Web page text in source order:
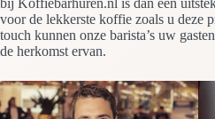
voor de lekkerste koffie zoals u deze
touch kunnen onze barista’s uw
de herkomst ervan.